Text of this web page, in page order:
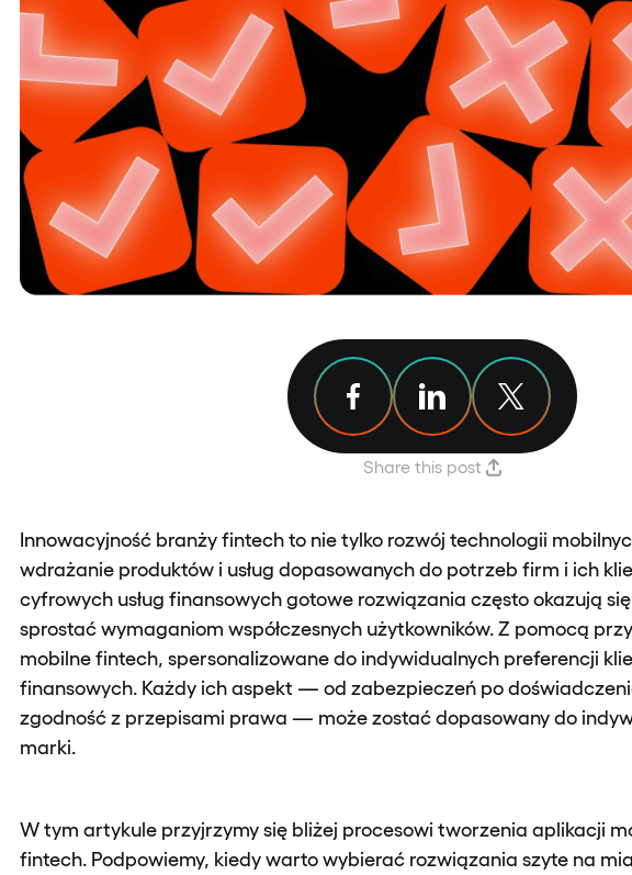
Share this post
Share article on Facebook
Share article onShare article
Innowacyjność branży fintech to nie tylko rozwój technologii
wdrażanie produktów i usług dopasowanych do potrzeb firm i ich
cyfrowych usług finansowych gotowe rozwiązania często okazują
sprostać wymaganiom współczesnych użytkowników. Z pomocą
mobilne fintech, spersonalizowane do indywidualnych preferencji
finansowych. Każdy ich aspekt — od zabezpieczeń po
zgodność z przepisami prawa — może zostać dopasowany do
marki.
W tym artykule przyjrzymy się bliżej procesowi tworzenia aplikacji
fintech. Podpowiemy, kiedy warto wybierać rozwiązania szyte na